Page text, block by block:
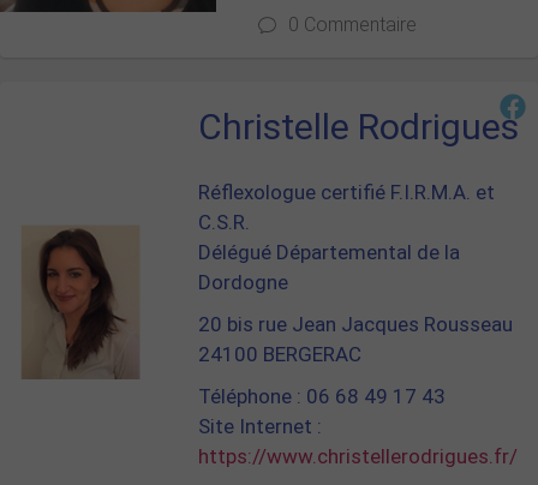
0 Commentaire
Christelle Rodrigues
Réflexologue certifié F.I.R.M.A. et
C.S.R.
Délégué Départemental de la
Dordogne
20 bis rue Jean Jacques Rousseau
24100 BERGERAC
Téléphone : 06 68 49 17 43
Site Internet :
https://www.christellerodrigues.fr/